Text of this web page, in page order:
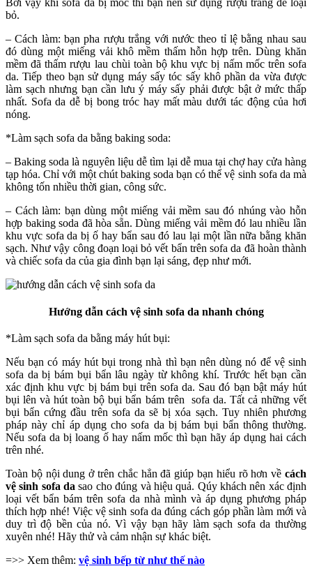
bỏ.
– Cách làm: bạn pha rượu trắng với nước theo tỉ lệ bằng nhau sau
đó dùng một miếng vải khô mềm thấm hỗn hợp trên. Dùng khăn
mềm đã thấm rượu lau chùi toàn bộ khu vực bị nấm mốc trên sofa
da. Tiếp theo bạn sử dụng máy sấy tóc sấy khô phần da vừa được
làm sạch nhưng bạn cần lưu ý máy sấy phải được bật ở mức thấp
nhất. Sofa da dễ bị bong tróc hay mất màu dưới tác động của hơi
nóng.
*Làm sạch sofa da bằng baking soda:
– Baking soda là nguyên liệu dễ tìm lại dễ mua tại chợ hay cửa hàng
tạp hóa. Chỉ với một chút baking soda bạn có thể vệ sinh sofa da mà
không tốn nhiều thời gian, công sức.
– Cách làm: bạn dùng một miếng vải mềm sau đó nhúng vào hỗn
hợp baking soda đã hòa sẵn. Dùng miếng vải mềm đó lau nhiều lần
khu vực sofa da bị ố hay bẩn sau đó lau lại một lần nữa bằng khăn
sạch. Như vậy công đoạn loại bỏ vết bẩn trên sofa da đã hoàn thành
và chiếc sofa da của gia đình bạn lại sáng, đẹp như mới.
Hướng dẫn cách vệ sinh sofa da nhanh chóng
*Làm sạch sofa da bằng máy hút bụi:
Nếu bạn có máy hút bụi trong nhà thì bạn nên dùng nó để vệ sinh
sofa da bị bám bụi bẩn lâu ngày từ không khí. Trước hết bạn cần
xác định khu vực bị bám bụi trên sofa da. Sau đó bạn bật máy hút
bụi lên và hút toàn bộ bụi bẩn bám trên sofa da. Tất cả những vết
bụi bẩn cứng đầu trên sofa da sẽ bị xóa sạch. Tuy nhiên phương
pháp này chỉ áp dụng cho sofa da bị bám bụi bẩn thông thường.
Nếu sofa da bị loang ố hay nấm mốc thì bạn hãy áp dụng hai cách
trên nhé.
Toàn bộ nội dung ở trên chắc hẳn đã giúp bạn hiểu rõ hơn về cách
vệ sinh sofa da sao cho đúng và hiệu quả. Qúy khách nên xác định
loại vết bẩn bám trên sofa da nhà mình và áp dụng phương pháp
thích hợp nhé! Việc vệ sinh sofa da đúng cách góp phần làm mới và
duy trì độ bền của nó. Vì vậy bạn hãy làm sạch sofa da thường
xuyên nhé! Hãy thử và cảm nhận sự khác biệt.
=>> Xem thêm: vệ sinh bếp từ như thế nào